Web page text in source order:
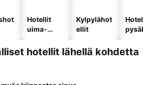
Hotellit
uima-
Kylpylähot
ellit
hotellit lähellä kohdetta